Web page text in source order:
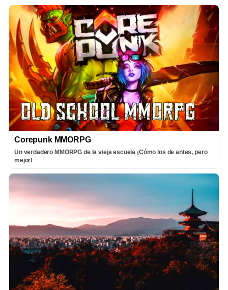
Corepunk MMORPG
Un verdadero MMORPG de la vieja escuela ¡Cómo los de antes, pero
mejor!